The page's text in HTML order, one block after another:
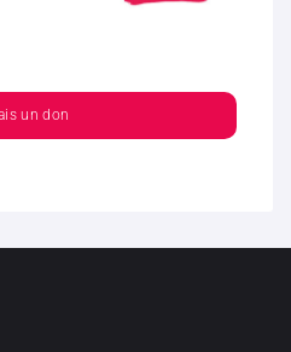
un don